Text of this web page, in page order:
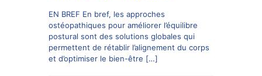
EN BREF En bref, les approches
ostéopathiques pour améliorer l’équilibre
postural sont des solutions globales qui
permettent de rétablir l’alignement du corps
et d’optimiser le bien-être […]